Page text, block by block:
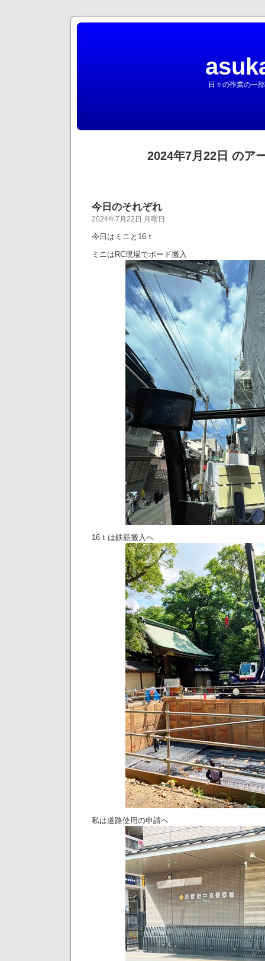
日々の作業の一
2024年7月22日 のア
今日のそれぞれ
2024年7月22日 月曜日
今日はミニと16ｔ
ミニはRC現場でボード搬入
16ｔは鉄筋搬入へ
私は道路使用の申請へ